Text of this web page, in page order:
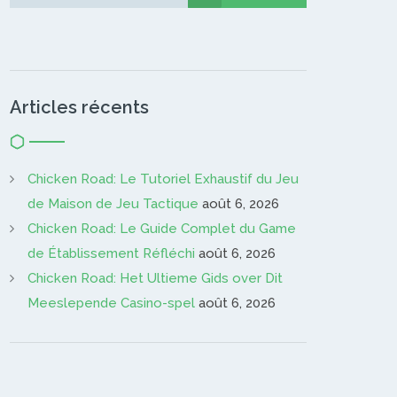
Articles récents
Chicken Road: Le Tutoriel Exhaustif du Jeu
de Maison de Jeu Tactique août 6, 2026
Chicken Road: Le Guide Complet du Game
de Établissement Réfléchi août 6, 2026
Chicken Road: Het Ultieme Gids over Dit
Meeslepende Casino-spel août 6, 2026